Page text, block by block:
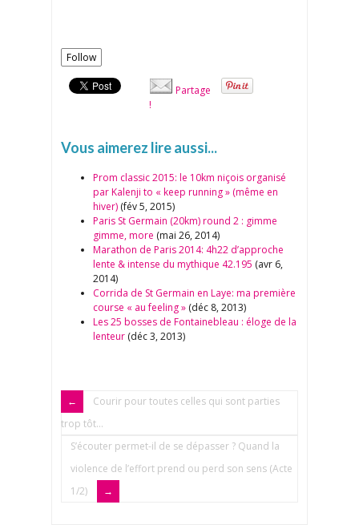
Follow
Partage
!
Vous aimerez lire aussi...
Prom classic 2015: le 10km niçois organisé
par Kalenji to « keep running » (même en
hiver) (fév 5, 2015)
Paris St Germain (20km) round 2 : gimme
gimme, more (mai 26, 2014)
Marathon de Paris 2014: 4h22 d’approche
lente & intense du mythique 42.195 (avr 6,
2014)
Corrida de St Germain en Laye: ma première
course « au feeling » (déc 8, 2013)
Les 25 bosses de Fontainebleau : éloge de la
lenteur (déc 3, 2013)
Courir pour toutes celles qui sont parties
trop tôt…
S’écouter permet-il de se dépasser ? Quand la
violence de l’effort prend ou perd son sens (Acte
1/2)